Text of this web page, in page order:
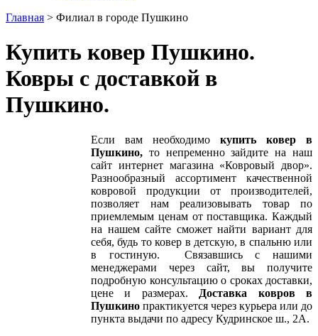
Главная > Филиал в городе Пушкино
Купить ковер Пушкино.
Ковры с доставкой в
Пушкино.
Если вам необходимо купить
ковер в
Пушкино, то непременно зайдите на наш
сайт интернет магазина «Ковровый двор».
Разнообразный ассортимент качественной
ковровой продукции от производителей,
позволяет нам реализовывать товар по
приемлемым ценам от поставщика. Каждый
на нашем сайте сможет найти вариант для
себя, будь то ковер в детскую, в спальню или
в гостиную. Связавшись с нашими
менеджерами через сайт, вы получите
подробную консультацию о сроках доставки,
цене и размерах.
Доставка ковров в
Пушкино практикуется через курьера или до
пункта выдачи по адресу Кудринское ш., 2А.